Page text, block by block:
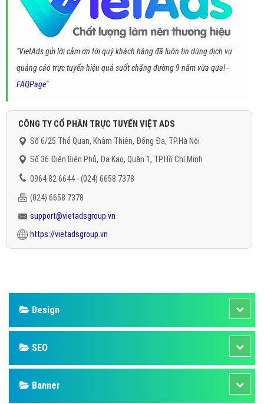
"VietAds gửi lời cảm ơn tới quý khách hàng đã luôn tin dùng dịch vụ
quảng cáo trực tuyến hiệu quả suốt chặng đường 9 năm vừa qua! -
FAQPage"
CÔNG TY CỔ PHẦN TRỰC TUYẾN VIỆT ADS
Số 6/25 Thổ Quan, Khâm Thiên, Đống Đa, TP.Hà Nội
Số 36 Điện Biên Phủ, Đa Kao, Quận 1, TP.Hồ Chí Minh
0964 82 6644 - (024) 6658 7378
(024) 6658 7378
support@vietadsgroup.vn
https://vietadsgroup.vn